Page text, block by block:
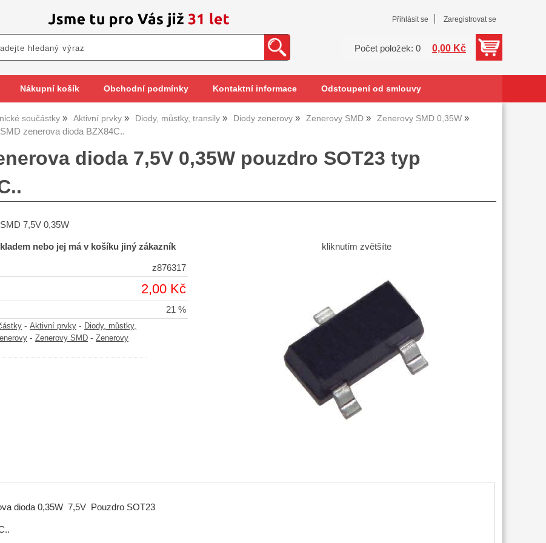
Přihlásit se Zaregistrovat se
Počet položek: 0 0,00 Kč
Nákupní košík Obchodní podmínky Kontaktní informace Odstoupení od smlouvy
součástky Aktivní prvky Diody, můstky, transily Diody zenerovy Zenerovy SMD Zenerovy SMD 0,35W
zenerova dioda BZX84C..
dioda 7,5V 0,35W pouzdro SOT23 typ
7,5V 0,35W
kliknutím zvětšíte
nebo jej má v košíku jiný zákazník
z876317
2,00 Kč
21 %
- Aktivní prvky - Diody, můstky,
- Zenerovy SMD - Zenerovy
dioda 0,35W 7,5V Pouzdro SOT23